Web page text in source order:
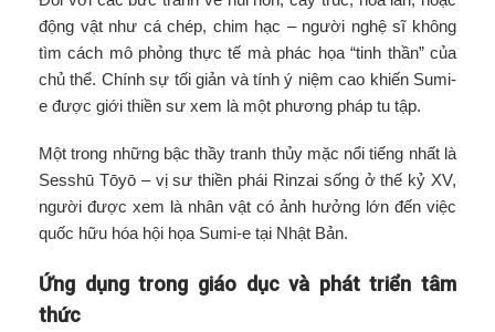
động vật như cá chép, chim hạc – người nghệ sĩ không
tìm cách mô phỏng thực tế mà phác họa “tinh thần” của
chủ thể. Chính sự tối giản và tính ý niệm cao khiến Sumi-
e được giới thiền sư xem là một phương pháp tu tập.
Một trong những bậc thầy tranh thủy mặc nổi tiếng nhất là
Sesshū Tōyō – vị sư thiền phái Rinzai sống ở thế kỷ XV,
người được xem là nhân vật có ảnh hưởng lớn đến việc
quốc hữu hóa hội họa Sumi-e tại Nhật Bản.
Ứng dụng trong giáo dục và phát triển tâm
thức